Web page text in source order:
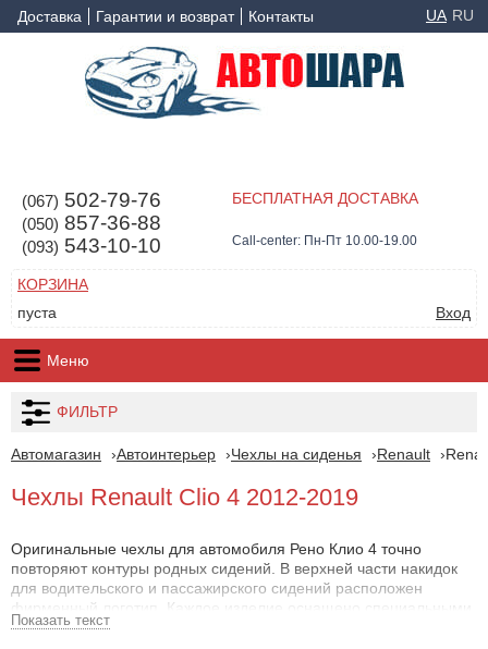
Доставка Гарантии и возврат Контакты UA RU
(067) 502-79-76
(050) 857-36-88
(093) 543-10-10
БЕСПЛАТНАЯ ДОСТАВКА
Call-center: Пн-Пт 10.00-19.00
КОРЗИНА
пуста
Вход
Меню
ФИЛЬТР
Автомагазин Автоинтерьер Чехлы на сиденья Renault
Чехлы Renault Clio 4 2012-2019
Оригинальные чехлы для автомобиля Рено Клио 4 точно
повторяют контуры родных сидений. В верхней части накидок
для водительского и пассажирского сидений расположен
фирменный логотип. Каждое изделие оснащено специальными
отверстиями для подголовников, что делает их значительно
Показать текст